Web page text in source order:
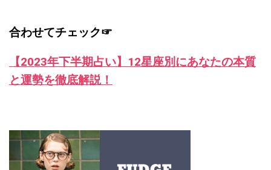
合わせてチェック☞
【2023年下半期占い】12星座別にあなたの本質
と運勢を徹底解説！